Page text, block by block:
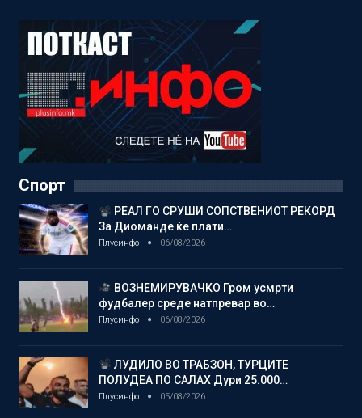
Спорт
РЕАЛ ГО СРУШИ СОПСТВЕНИОТ РЕКОРД
За Диоманде ќе плати…
Плусинфо 06/08/2026
ВОЗНЕМИРУВАЧКО Гром усмрти
фудбалер среде натпревар во…
Плусинфо 06/08/2026
ЛУДИЛО ВО ТРАБЗОН, ТУРЦИТЕ
ПОЛУДЕА ПО САЛАХ Дури 25.000…
Плусинфо 05/08/2026